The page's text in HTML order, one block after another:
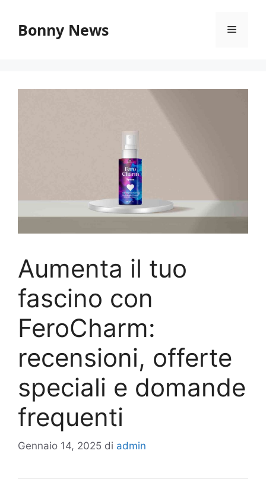
contenuto
Bonny News Menu
Aumenta il tuo
fascino con
FeroCharm:
recensioni, offerte
speciali e domande
frequenti
Gennaio 14, 2025 di admin